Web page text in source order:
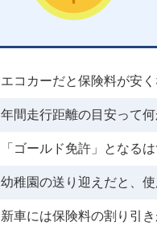
エコカーだと保険料が安
年間走行距離の目安って
「ゴールド免許」となる
幼稚園の送り迎えだと、
新車には保険料の割り引